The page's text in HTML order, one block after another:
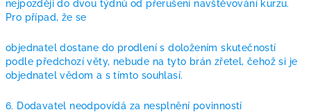
nejpozději do dvou týdnů od přerušení navštěvování kurzu.
Pro případ, že se
objednatel dostane do prodlení s doložením skutečností
podle předchozí věty, nebude na tyto brán zřetel, čehož si je
objednatel vědom a s tímto souhlasí.
6. Dodavatel neodpovídá za nesplnění povinností